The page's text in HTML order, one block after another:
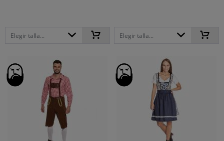
Elegir talla... Elegir talla...